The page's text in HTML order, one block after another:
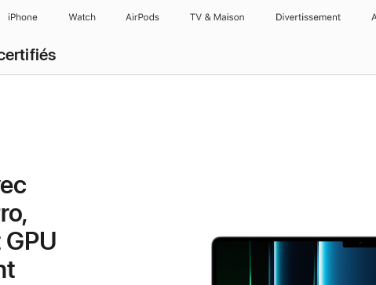
iPhone Watch AirPods TV & Maison Divertissements